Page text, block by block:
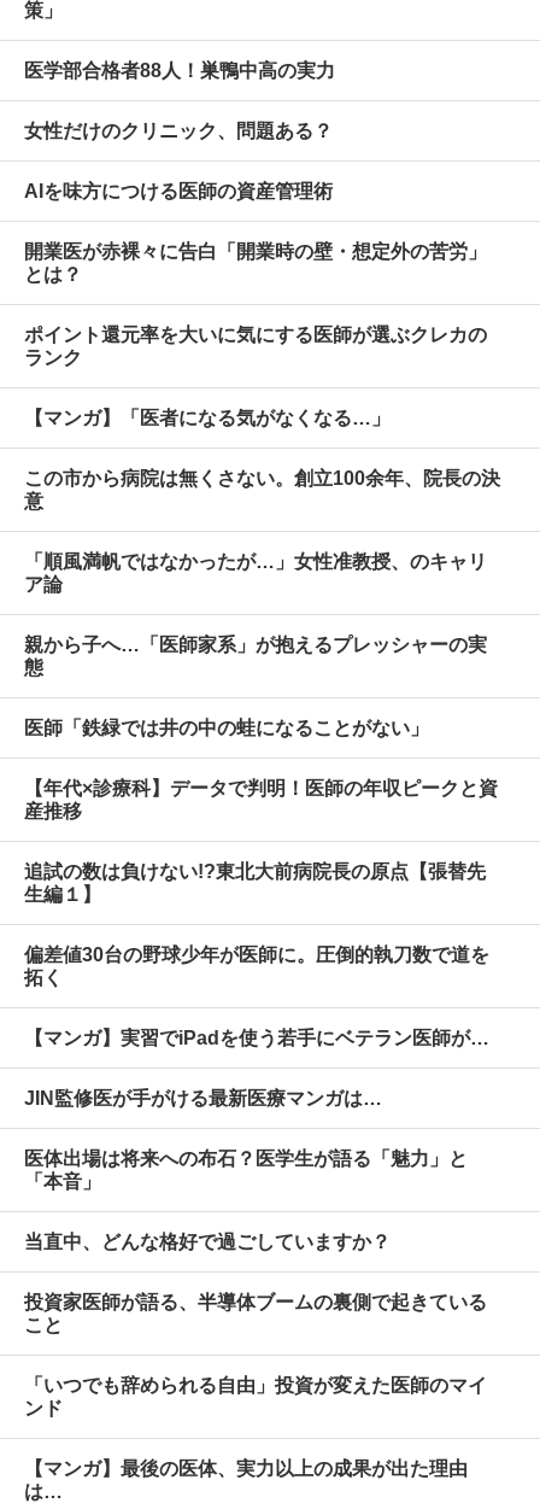
策」
医学部合格者88人！巣鴨中高の実力
女性だけのクリニック、問題ある？
AIを味方につける医師の資産管理術
開業医が赤裸々に告白「開業時の壁・想定外の苦労」
とは？
ポイント還元率を大いに気にする医師が選ぶクレカの
ランク
【マンガ】「医者になる気がなくなる…」
この市から病院は無くさない。創立100余年、院長の決
意
「順風満帆ではなかったが…」女性准教授、のキャリ
ア論
親から子へ…「医師家系」が抱えるプレッシャーの実
態
医師「鉄緑では井の中の蛙になることがない」
【年代×診療科】データで判明！医師の年収ピークと資
産推移
追試の数は負けない!?東北大前病院長の原点【張替先
生編１】
偏差値30台の野球少年が医師に。圧倒的執刀数で道を
拓く
【マンガ】実習でiPadを使う若手にベテラン医師が…
JIN監修医が手がける最新医療マンガは…
医体出場は将来への布石？医学生が語る「魅力」と
「本音」
当直中、どんな格好で過ごしていますか？
投資家医師が語る、半導体ブームの裏側で起きている
こと
「いつでも辞められる自由」投資が変えた医師のマイ
ンド
【マンガ】最後の医体、実力以上の成果が出た理由
は…